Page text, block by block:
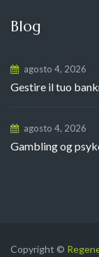
Blog
agosto 4, 2026
Gestire il tuo
agosto 4, 2026
Gambling og
Copyright ©